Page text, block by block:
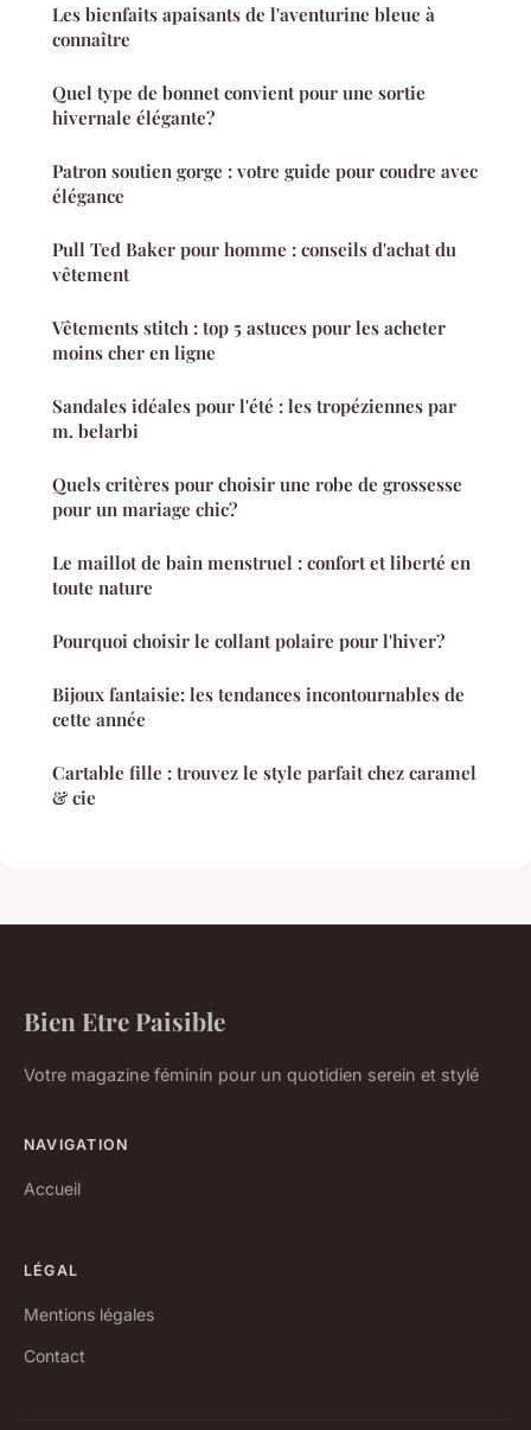
Les bienfaits apaisants de l'aventurine bleue à
connaître
Quel type de bonnet convient pour une sortie
hivernale élégante?
Patron soutien gorge : votre guide pour coudre avec
élégance
Pull Ted Baker pour homme : conseils d'achat du
vêtement
Vêtements stitch : top 5 astuces pour les acheter
moins cher en ligne
Sandales idéales pour l'été : les tropéziennes par
m. belarbi
Quels critères pour choisir une robe de grossesse
pour un mariage chic?
Le maillot de bain menstruel : confort et liberté en
toute nature
Pourquoi choisir le collant polaire pour l'hiver?
Bijoux fantaisie: les tendances incontournables de
cette année
Cartable fille : trouvez le style parfait chez caramel
& cie
Bien Etre Paisible
Votre magazine féminin pour un quotidien serein et stylé
NAVIGATION
Accueil
LÉGAL
Mentions légales
Contact